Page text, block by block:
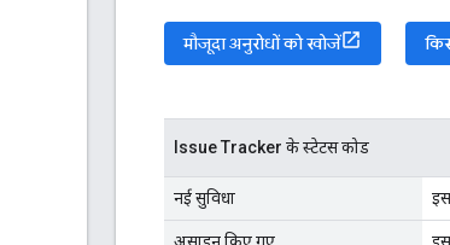
मौजूदा अनुरोधों को खोजें
Issue Tracker के स्टेटस कोड
नई सुविधा